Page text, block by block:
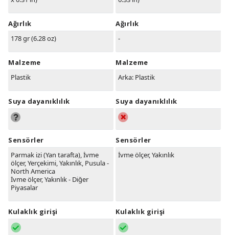
Ağırlık
178 gr (6.28 oz)
Malzeme
Plastik
Suya dayanıklılık
Sensörler
Parmak izi (Yan tarafta), İvme
ölçer, Yerçekimi, Yakınlık, Pusula -
North America
İvme ölçer, Yakınlık - Diğer
Piyasalar
Kulaklık girişi
Ağırlık
-
Malzeme
Arka: Plastik
Suya dayanıklılık
Sensörler
İvme ölçer, Yakınlık
Kulaklık girişi